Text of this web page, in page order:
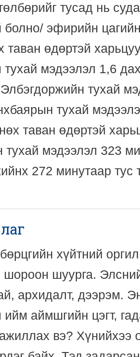
тусад нь
болно/ эфирийн
таван өдөртэй
мэдээлэл 1,6
тухай
тухай
таван өдөртэй
мэдээлэл 323
272 минутаар тус
хүйтний
шуурга.
архидалт, дээрэм.
аймшгийн цэгт,
вэ? Хүнийхээ